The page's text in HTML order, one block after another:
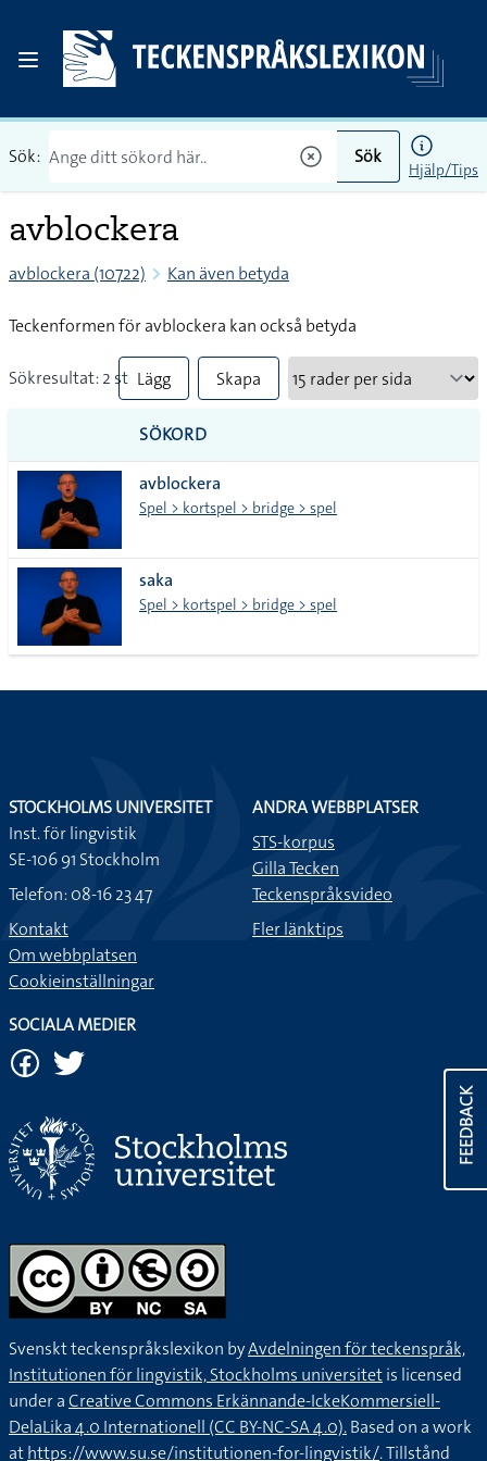
Sök: Sök
Hjälp/Tips
avblockera
avblockera (10722) Kan även betyda
Teckenformen för avblockera kan också betyda
Sökresultat: 2 st Lägg
till
alla i
lista
Skapa
SÖKORD
avblockera
Spel > kortspel > bridge > spel
saka
Spel > kortspel > bridge > spel
FEEDBACK
STOCKHOLMS UNIVERSITET
Inst. för lingvistik
SE-106 91 Stockholm
Telefon: 08-16 23 47
Kontakt
Om webbplatsen
Cookieinställningar
ANDRA WEBBPLATSER
STS-korpus
Gilla Tecken
Teckenspråksvideo
Fler länktips
SOCIALA MEDIER
Svenskt teckenspråkslexikon byAvdelningen för teckenspråk,
Institutionen för lingvistik, Stockholms universitetis licensed
under aCreative Commons Erkännande-IckeKommersiell-
DelaLika 4.0 Internationell (CC BY-NC-SA 4.0).Based on a work
athttps://www.su.se/institutionen-for-lingvistik/. Tillstånd